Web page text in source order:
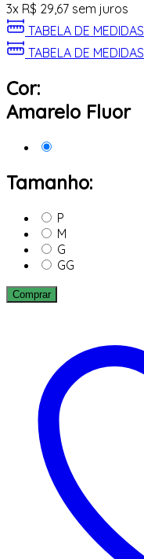
3x R$ 29,67 sem juros
TABELA DE MEDIDAS
TABELA DE MEDIDAS
Cor:
Amarelo Fluor
Tamanho:
P
M
G
GG
Comprar